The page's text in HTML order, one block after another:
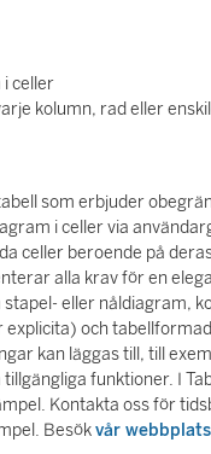
celler
kolumn, rad eller
som erbjuder
i celler via
celler beroende på
alla krav för en
eller nåldiagram,
och
kan läggas till, till
funktioner. I
Kontakta oss för
Besökvår webbplats